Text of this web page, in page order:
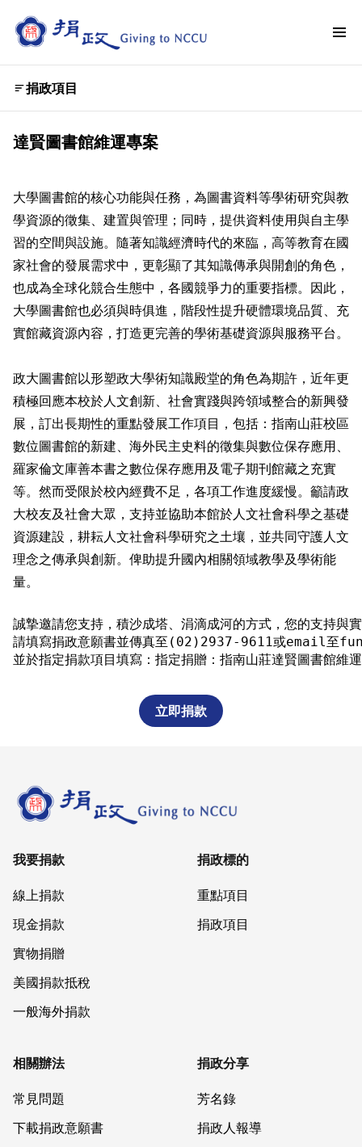
捐政項目
達賢圖書館維運專案
大學圖書館的核心功能與任務，為圖書資料等學術研究與教
學資源的徵集、建置與管理；同時，提供資料使用與自主學
習的空間與設施。隨著知識經濟時代的來臨，高等教育在國
家社會的發展需求中，更彰顯了其知識傳承與開創的角色，
也成為全球化競合生態中，各國競爭力的重要指標。因此，
大學圖書館也必須與時俱進，階段性提升硬體環境品質、充
實館藏資源內容，打造更完善的學術基礎資源與服務平台。
政大圖書館以形塑政大學術知識殿堂的角色為期許，近年更
積極回應本校於人文創新、社會實踐與跨領域整合的新興發
展，訂出長期性的重點發展工作項目，包括：指南山莊校區
數位圖書館的新建、海外民主史料的徵集與數位保存應用、
羅家倫文庫善本書之數位保存應用及電子期刊館藏之充實
等。然而受限於校內經費不足，各項工作進度緩慢。籲請政
大校友及社會大眾，支持並協助本館於人文社會科學之基礎
資源建設，耕耘人文社會科學研究之土壤，並共同守護人文
理念之傳承與創新。俾助提升國內相關領域教學及學術能
量。
誠摯邀請您支持，積沙成塔、涓滴成河的方式，您的支持
請填寫捐政意願書並傳真至(02)2937-9611或email至
立即捐款
我要捐款
線上捐款
現金捐款
實物捐贈
美國捐款抵稅
一般海外捐款
捐政標的
重點項目
捐政項目
相關辦法
常見問題
下載捐政意願書
捐政分享
芳名錄
捐政人報導